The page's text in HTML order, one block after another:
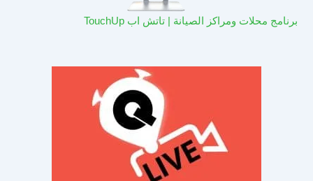
برنامج محلات ومراكز الصيانة | تاتش اب TouchUp